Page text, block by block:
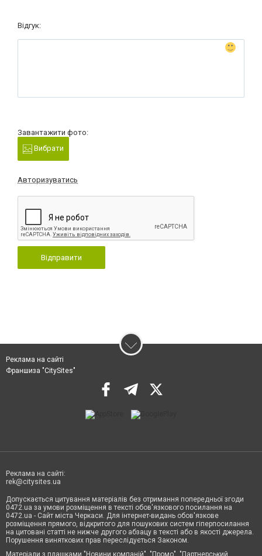
Відгук:
Завантажити фото:
Вибрати
Авторизуватись
Відправити
Реклама на сайті
Франшиза "CitySites"
Реклама на сайті:
rek@citysites.ua
Допускається цитування матеріалів без отримання попередньої згоди
0472.ua за умови розміщення в тексті обов'язкового посилання на
0472.ua - Сайт міста Черкаси. Для інтернет-видань обов'язкове
розміщення прямого, відкритого для пошукових систем гіперпосилання
на цитовані статті не нижче другого абзацу в тексті або в якості джерела.
Порушення виняткових прав переслідується Законом.
Матеріали з плашками "Новини компаній", "Промо", "Партнерський